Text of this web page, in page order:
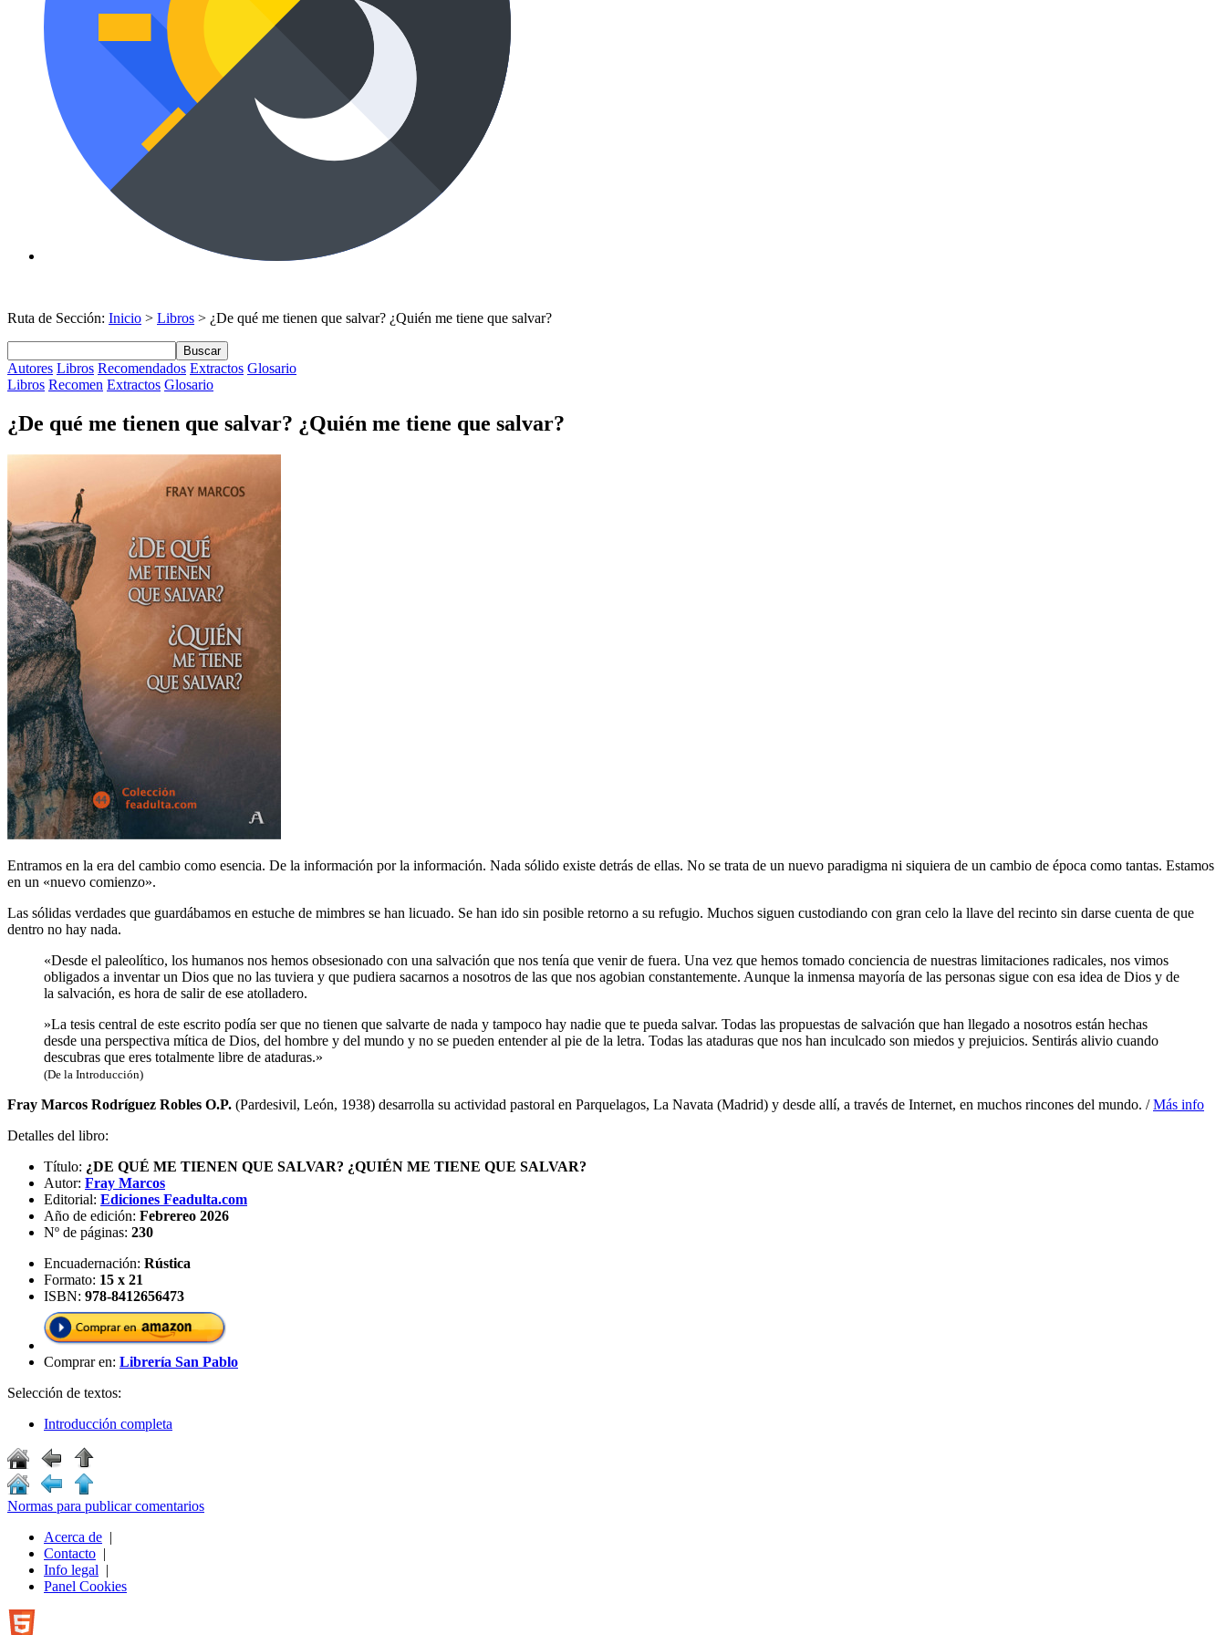
Ruta de Sección: Inicio > Libros > ¿De qué me tienen que salvar? ¿Quién me tiene que salvar?
Buscar
Autores Libros Recomendados Extractos Glosario
Libros Recomen Extractos Glosario
¿De qué me tienen que salvar? ¿Quién me tiene que salvar?
Entramos en la era del cambio como esencia. De la información por la información. Nada sólido existe detrás de ellas. No se trata de un nuevo paradigma ni siquiera de un cambio de época como tantas. Estamos
en un «nuevo comienzo».
Las sólidas verdades que guardábamos en estuche de mimbres se han licuado. Se han ido sin posible retorno a su refugio. Muchos siguen custodiando con gran celo la llave del recinto sin darse cuenta de que
dentro no hay nada.
«Desde el paleolítico, los humanos nos hemos obsesionado con una salvación que nos tenía que venir de fuera. Una vez que hemos tomado conciencia de nuestras limitaciones radicales, nos vimos
obligados a inventar un Dios que no las tuviera y que pudiera sacarnos a nosotros de las que nos agobian constantemente. Aunque la inmensa mayoría de las personas sigue con esa idea de Dios y de
la salvación, es hora de salir de ese atolladero.
»La tesis central de este escrito podía ser que no tienen que salvarte de nada y tampoco hay nadie que te pueda salvar. Todas las propuestas de salvación que han llegado a nosotros están hechas
desde una perspectiva mítica de Dios, del hombre y del mundo y no se pueden entender al pie de la letra. Todas las ataduras que nos han inculcado son miedos y prejuicios. Sentirás alivio cuando
descubras que eres totalmente libre de ataduras.»
(De la Introducción)
Fray Marcos Rodríguez Robles O.P. (Pardesivil, León, 1938) desarrolla su actividad pastoral en Parquelagos, La Navata (Madrid) y desde allí, a través de Internet, en muchos rincones del mundo. /Más info
Detalles del libro:
Título: ¿DE QUÉ ME TIENEN QUE SALVAR? ¿QUIÉN ME TIENE QUE SALVAR?
Autor: Fray Marcos
Editorial: Ediciones Feadulta.com
Año de edición: Febrereo 2026
Nº de páginas: 230
Encuadernación: Rústica
Formato: 15 x 21
ISBN: 978-8412656473
Comprar en: Librería San Pablo
Selección de textos:
Introducción completa
Normas para publicar comentarios
Acerca de |
Contacto |
Info legal |
Panel Cookies